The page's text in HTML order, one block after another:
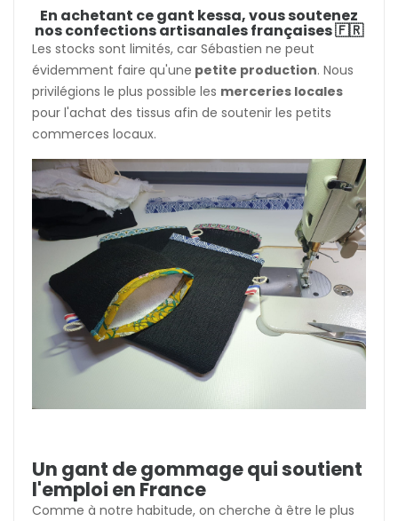
En achetant ce gant kessa, vous soutenez
nos confections artisanales françaises 🇫🇷
Les stocks sont limités, car Sébastien ne peut
évidemment faire qu'une petite production. Nous
privilégions le plus possible les merceries locales
pour l'achat des tissus afin de soutenir les petits
commerces locaux.
Un gant de gommage qui soutient
l'emploi en France
Comme à notre habitude, on cherche à être le plus